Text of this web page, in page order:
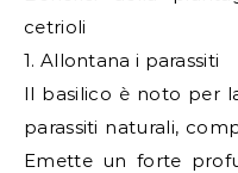
cetrioli
1. Allontana i parassiti
Il basilico è noto per
parassiti naturali,
Emette un forte